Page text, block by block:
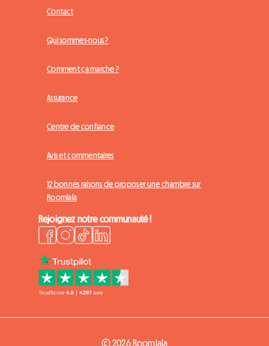
Contact
Qui sommes-nous ?
Comment ça marche ?
Assurance
Centre de confiance
Avis et commentaires
12 bonnes raisons de proposer une chambre sur
Roomlala
Rejoignez notre communauté !
© 2026 Roomlala